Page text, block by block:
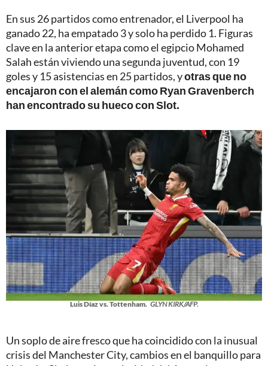
En sus 26 partidos como entrenador, el Liverpool ha
ganado 22, ha empatado 3 y solo ha perdido 1. Figuras
clave en la anterior etapa como el egipcio Mohamed
Salah están viviendo una segunda juventud, con 19
goles y 15 asistencias en 25 partidos, yotras que no
encajaron con el alemán como Ryan Gravenberch
han encontrado su hueco con Slot.
Luis Díaz vs. Tottenham. GLYN KIRK/AFP.
Un soplo de aire fresco que ha coincidido con la inusual
crisis del Manchester City, cambios en el banquillo para